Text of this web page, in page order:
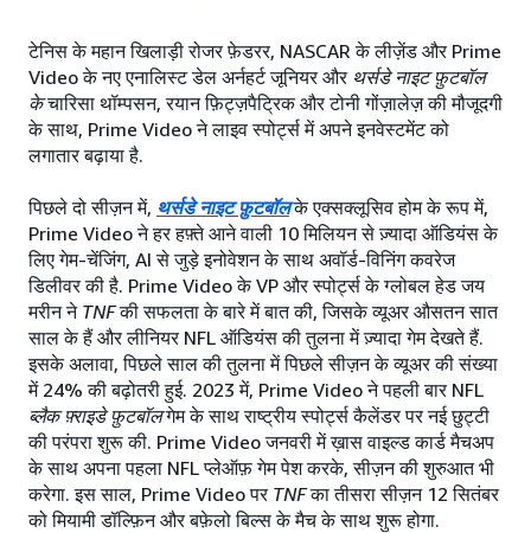
टेनिस के महान खिलाड़ी रोजर फ़ेडरर, NASCAR के लीज़ेंड और Prime
Video के नए एनालिस्ट डेल अर्नहर्ट जूनियर और थर्सडे नाइट फ़ुटबॉल
केचारिसा थॉम्पसन, रयान फ़िट्ज़पैट्रिक और टोनी गोंज़ालेज़ की मौजूदगी
के साथ, Prime Video ने लाइव स्पोर्ट्स में अपने इनवेस्टमेंट को
लगातार बढ़ाया है.
पिछले दो सीज़न में, थर्सडे नाइट फ़ुटबॉलके एक्सक्लूसिव होम के रूप में,
Prime Video ने हर हफ़्ते आने वाली 10 मिलियन से ज़्यादा ऑडियंस के
लिए गेम-चेंजिंग, AI से जुड़े इनोवेशन के साथ अवॉर्ड-विनिंग कवरेज
डिलीवर की है. Prime Video के VP और स्पोर्ट्स के ग्लोबल हेड जय
मरीन ने TNFकी सफलता के बारे में बात की, जिसके व्यूअर औसतन सात
साल के हैं और लीनियर NFL ऑडियंस की तुलना में ज़्यादा गेम देखते हैं.
इसके अलावा, पिछले साल की तुलना में पिछले सीज़न के व्यूअर की संख्या
में 24% की बढ़ोतरी हुई. 2023 में, Prime Video ने पहली बार NFL
ब्लैक फ़्राइडे फ़ुटबॉलगेम के साथ राष्ट्रीय स्पोर्ट्स कैलेंडर पर नई छुट्टी
की परंपरा शुरू की. Prime Video जनवरी में ख़ास वाइल्ड कार्ड मैचअप
के साथ अपना पहला NFL प्लेऑफ़ गेम पेश करके, सीज़न की शुरुआत भी
करेगा. इस साल, Prime Video पर TNFका तीसरा सीज़न 12 सितंबर
को मियामी डॉल्फ़िन और बफ़ेलो बिल्स के मैच के साथ शुरू होगा.